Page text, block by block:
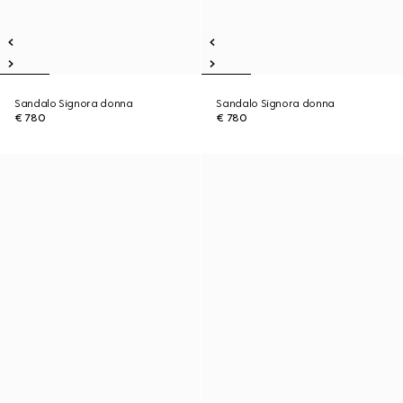
Sandalo Signora donna
€ 780
Sandalo Signora donna
€ 780